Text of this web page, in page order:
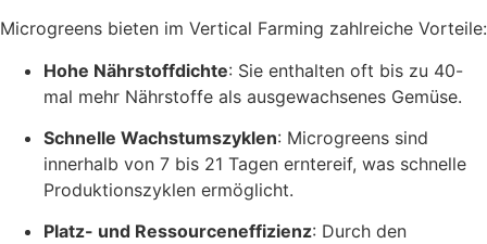
Microgreens bieten im Vertical Farming zahlreiche Vorteile:
Hohe Nährstoffdichte: Sie enthalten oft bis zu 40-
mal mehr Nährstoffe als ausgewachsenes Gemüse.
Schnelle Wachstumszyklen: Microgreens sind
innerhalb von 7 bis 21 Tagen erntereif, was schnelle
Produktionszyklen ermöglicht.
Platz- und Ressourceneffizienz: Durch den